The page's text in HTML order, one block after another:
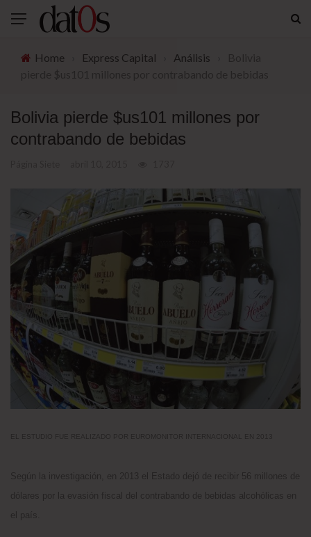
Home Express Capital Análisis
Bolivia pierde $us101 millones por
contrabando de bebidas
EL ESTUDIO FUE REALIZADO POR EUROMONITOR INTERNACIONAL EN 2013
Según la investigación, en 2013 el Estado dejó de recibir 56 millones de
dólares por la evasión fiscal del contrabando de bebidas alcohólicas en
el país.